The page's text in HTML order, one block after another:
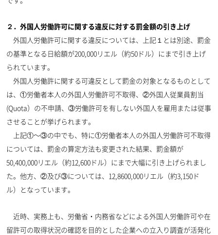
２．外国人労働許可に関する違反に対する罰金額の引き上げ
外国人労働許可に関する違反については、上記１とは別途、罰金
の基準となる日給額が200,000リエル（約50ドル）にまで引き上げ
られています。
外国人労働許に関する可違反として罰金の対象となるものとして
は、①労働者本人の外国人労働許可不取得、②外国人従業員割当
(Quota）の不申請、③労働許可を有しない外国人を雇用または従事
させることが挙げられます。
上記①〜③の中でも、特に①労働者本人の外国人労働許可不取得
については、罰金の算定方法も変更された結果、罰金額が
50,400,000リエル（約12,600ドル）にまで大幅に引き上げられまし
た。他方、②及び③については、12,8600,000リエル（約3,150ド
ル）となっています。
近時、実務上も、労働省・内務省などによる外国人労働許可や在
留許可の取得状況の確認を目的とした企業への立入り調査が活発化